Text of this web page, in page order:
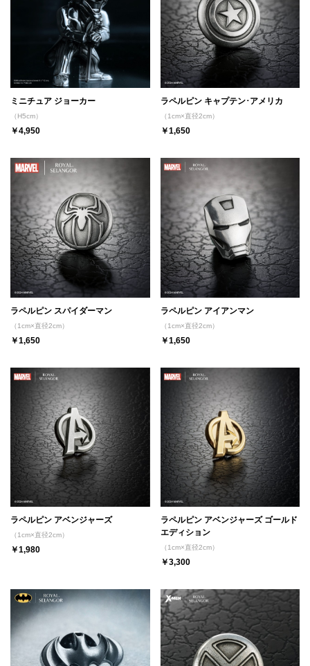
ミニチュア ジョーカー
（H5cm）
￥4,950
ラペルピン キャプテン･アメリカ
（1cm×直径2cm）
￥1,650
ラペルピン スパイダーマン
（1cm×直径2cm）
￥1,650
ラペルピン アイアンマン
（1cm×直径2cm）
￥1,650
ラペルピン アベンジャーズ
（1cm×直径2cm）
￥1,980
ラペルピン アベンジャーズ ゴールド
エディション
（1cm×直径2cm）
￥3,300